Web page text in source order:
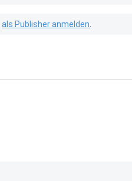
als Publisher anmelden